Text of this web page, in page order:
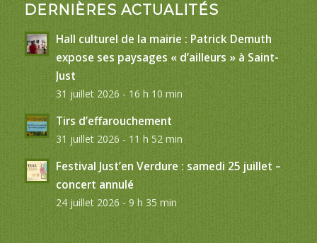
DERNIÈRES ACTUALITÉS
Hall culturel de la mairie : Patrick Demuth
expose ses paysages « d’ailleurs » à Saint-
Just
31 juillet 2026 - 16 h 10 min
Tirs d’effarouchement
31 juillet 2026 - 11 h 52 min
Festival Just’en Verdure : samedi 25 juillet –
concert annulé
24 juillet 2026 - 9 h 35 min